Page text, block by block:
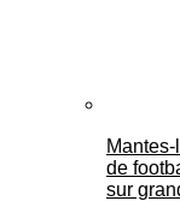
de
sur